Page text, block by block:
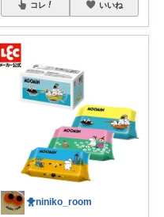
コレ いいね
🐥niniko_room